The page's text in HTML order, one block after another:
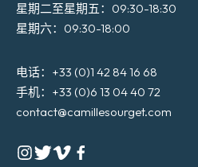
星期二至星期五：09:30-18:30
星期六：09:30-18:00
电话：+33 (0)1 42 84 16 68
手机：+33 (0)6 13 04 40 72
contact@camillesourget.com